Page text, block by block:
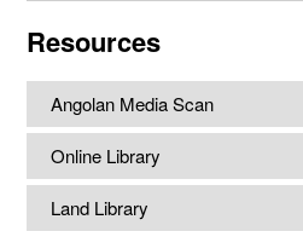
Resources
Angolan Media Scan
Online Library
Land Library